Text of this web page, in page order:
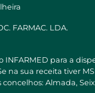
FARMAC. LDA.
INFARMED para a
na sua receita tiver
Almada,